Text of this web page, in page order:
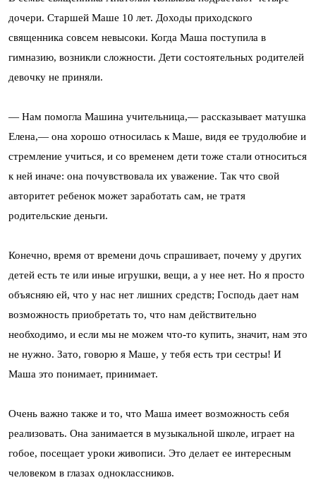
дочери. Старшей Маше 10 лет. Доходы приходского
священника совсем невысоки. Когда Маша поступила в
гимназию, возникли сложности. Дети состоятельных родителей
девочку не приняли.
— Нам помогла Машина учительница,— рассказывает матушка
Елена,— она хорошо относилась к Маше, видя ее трудолюбие и
стремление учиться, и со временем дети тоже стали относиться
к ней иначе: она почувствовала их уважение. Так что свой
авторитет ребенок может заработать сам, не тратя
родительские деньги.
Конечно, время от времени дочь спрашивает, почему у других
детей есть те или иные игрушки, вещи, а у нее нет. Но я просто
объясняю ей, что у нас нет лишних средств; Господь дает нам
возможность приобретать то, что нам действительно
необходимо, и если мы не можем что-то купить, значит, нам это
не нужно. Зато, говорю я Маше, у тебя есть три сестры! И
Маша это понимает, принимает.
Очень важно также и то, что Маша имеет возможность себя
реализовать. Она занимается в музыкальной школе, играет на
гобое, посещает уроки живописи. Это делает ее интересным
человеком в глазах одноклассников.